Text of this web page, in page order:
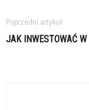
Poprzedni artykuł
JAK INWESTOWAĆ W